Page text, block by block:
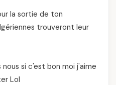
la sortie de ton
trouveront leur
si c'est bon moi j'aime
Lol